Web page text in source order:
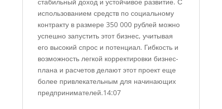
использованием средств по социальному
контракту в размере 350 000 рублей можно
успешно запустить этот бизнес, учитывая
его высокий спрос и потенциал. Гибкость и
возможность легкой корректировки бизнес-
плана и расчетов делают этот проект еще
более привлекательным для начинающих
предпринимателей.14:07